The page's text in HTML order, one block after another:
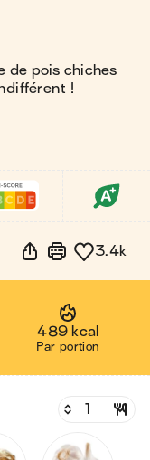
de pois chiches
!
3.4k
489 kcal
Par portion